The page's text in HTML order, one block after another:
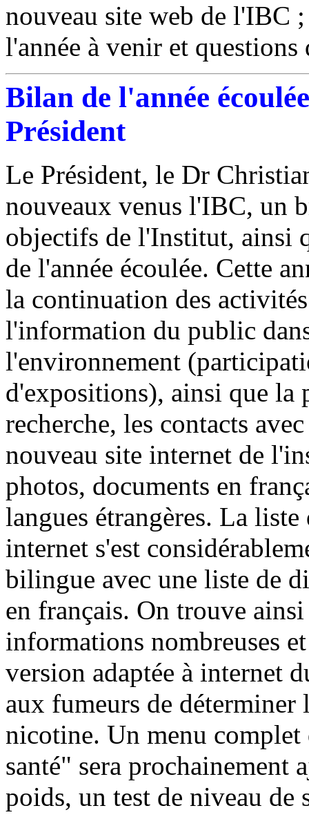
nouveau site web de l'IBC
l'année à venir et questions
Bilan de l'année
Président
Le Président, le Dr
nouveaux venus l'IBC, un
objectifs de l'Institut, ainsi
de l'année écoulée. Cette
la continuation des
l'information du public
l'environnement
d'expositions), ainsi que la
recherche, les contacts
nouveau site internet de
photos, documents en
langues étrangères. La
internet s'est
bilingue avec une liste de
en français. On trouve
informations nombreuses
version adaptée à internet
aux fumeurs de déterminer
nicotine. Un menu complet
santé" sera prochainement
poids, un test de niveau de